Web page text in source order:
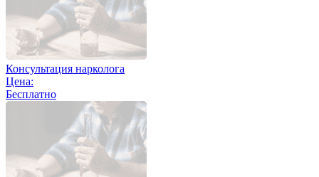
Консультация нарколога
Цена:
Бесплатно